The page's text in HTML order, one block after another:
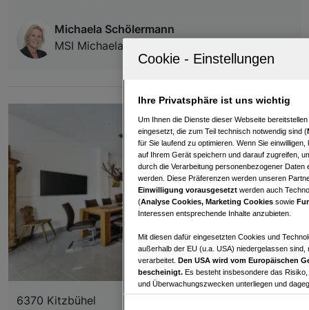
Michaela Schölermann
MSI Michaela Schölermann Immobilien GmbH
6370 Kitzbühel
Ihre Privatsphäre ist uns wichtig
Um Ihnen die Dienste dieser Webseite
eingesetzt, die zum Teil technisch notwendig sind (
für Sie laufend zu optimieren. Wenn Sie
auf Ihrem Gerät speichern und darauf zugreifen,
durch die Verarbeitung personenbezogener
werden. Diese Präferenzen werden unseren
Einwilligung vorausgesetzt werden auch
(Analyse Cookies, Marketing Cookies sowie
Interessen entsprechende Inhalte anzubieten.
Mit diesen dafür eingesetzten Cookies und
außerhalb der EU (u.a. USA) niedergelassen
verarbeitet. Den USA wird vom Europäischen
bescheinigt. Es besteht insbesondere das
und Überwachungszwecken unterliegen und